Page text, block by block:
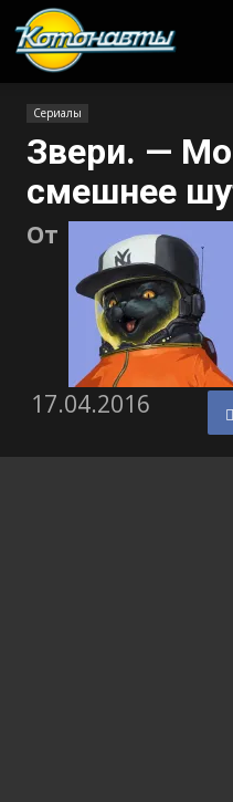
Сериалы
Звери. —
смешнее
От
17.04.2016